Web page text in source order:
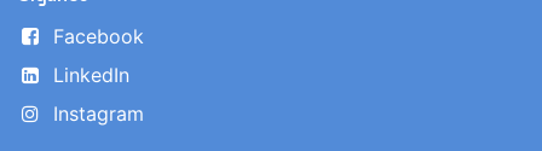
Facebook
LinkedIn
Instagram